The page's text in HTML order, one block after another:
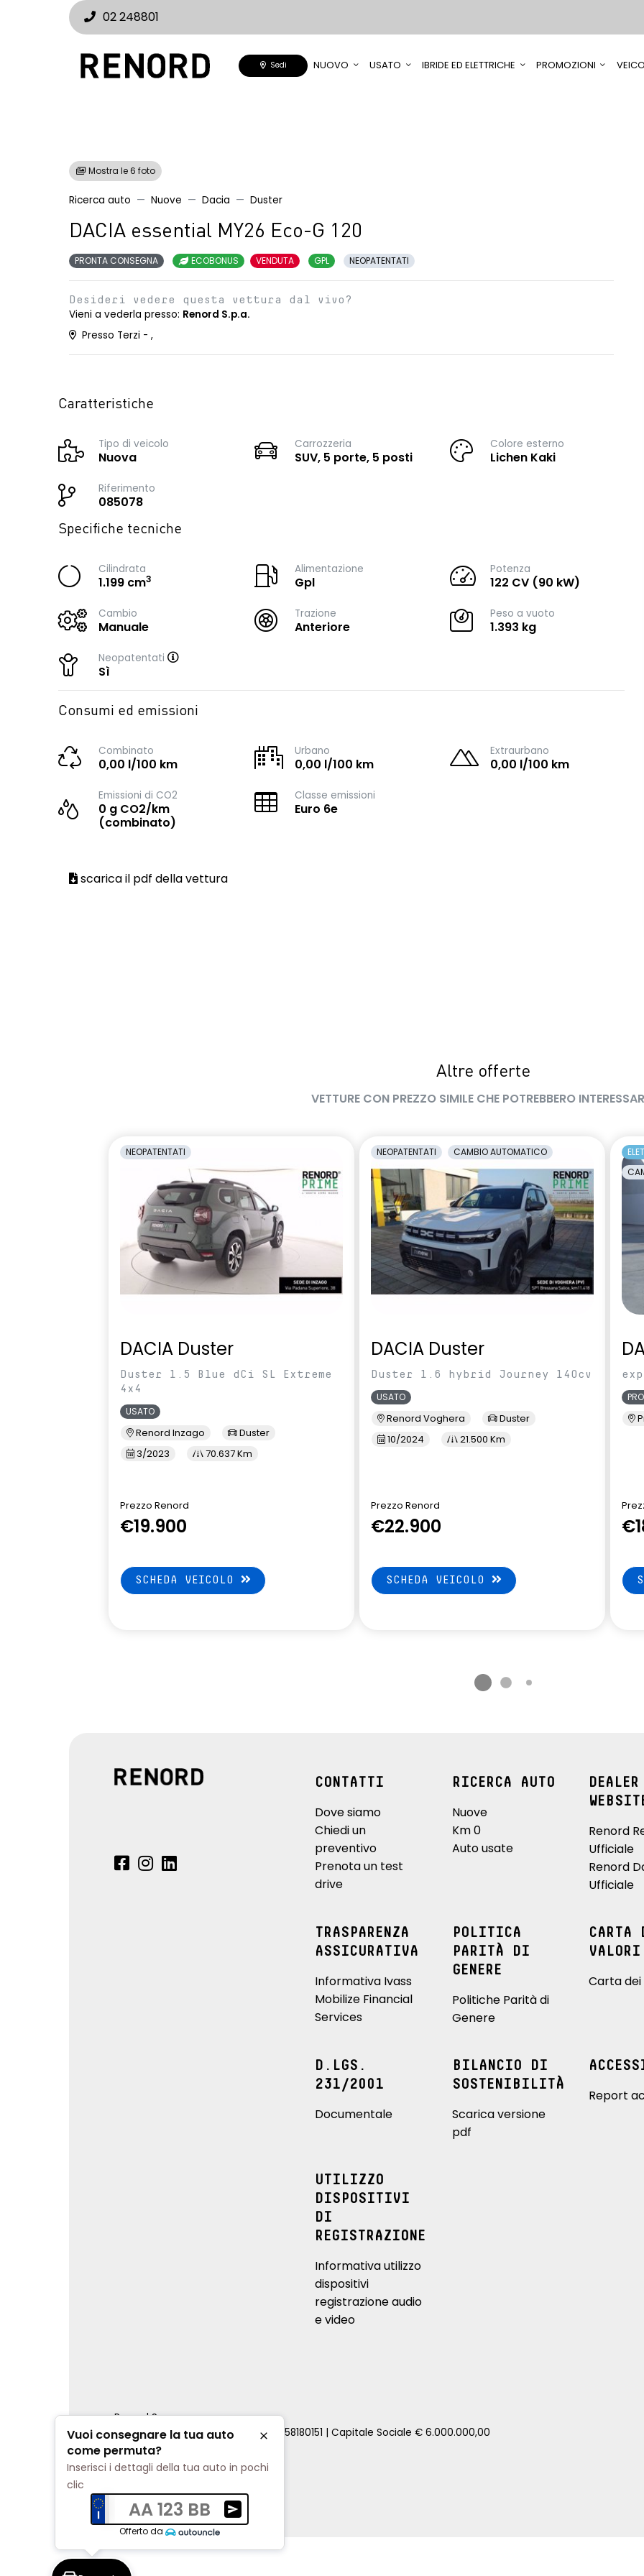
02 248801
Sedi NUOVO USATO IBRIDE ED ELETTRICHE PROMOZIONI
Mostra le 6 foto
Ricerca auto Nuove Dacia Duster
DACIA essential MY26 Eco-G 120
PRONTA CONSEGNA ECOBONUS VENDUTA GPL NEOPATENTATI
Desideri vedere questa vettura dal vivo?
Vieni a vederla presso: Renord S.p.a.
Presso Terzi - ,
Caratteristiche
Tipo di veicolo
Nuova
Carrozzeria
SUV, 5 porte, 5 posti
Colore esterno
Lichen Kaki
Riferimento
085078
Specifiche tecniche
Cilindrata
1.199 cm3
Alimentazione
Gpl
Potenza
122 CV (90 kW)
Cambio
Manuale
Trazione
Anteriore
Peso a vuoto
1.393 kg
Neopatentati
Sì
Consumi ed emissioni
Combinato
0,00 l/100 km
Urbano
0,00 l/100 km
Extraurbano
0,00 l/100 km
Emissioni di CO2
0 g CO2/km
(combinato)
Classe emissioni
Euro 6e
scarica il pdf della vettura
Altre offerte
VETTURE CON PREZZO SIMILE CHE POTREBBERO
NEOPATENTATI
DACIA Duster
Duster 1.5 Blue dCi SL Extreme
4x4
USATO
Renord Inzago
Duster
3/2023
70.637 Km
Prezzo Renord
€19.900
SCHEDA VEICOLO
NEOPATENTATI CAMBIO AUTOMATICO
DACIA Duster
Duster 1.6 hybrid Journey 140cv
USATO
Renord Voghera
Duster
10/2024
21.500 Km
Prezzo Renord
€22.900
SCHEDA VEICOLO
CONTATTI
Dove siamo
Chiedi un
preventivo
Prenota un test
drive
RICERCA AUTO
Nuove
Km 0
Auto usate
DEALER
Renord
Ufficiale
Renord
Ufficiale
TRASPARENZA
ASSICURATIVA
Informativa Ivass
Mobilize Financial
Services
POLITICA
PARITÀ DI
GENERE
Politiche Parità di
Genere
CARTA
VALORI
Carta dei
D.LGS.
231/2001
Documentale
BILANCIO DI
SOSTENIBILITÀ
Scarica versione
pdf
Report
UTILIZZO
DISPOSITIVI
DI
REGISTRAZIONE
Informativa utilizzo
dispositivi
registrazione audio
e video
Renord S.p.a.
REA Milano 810796 | P.IVA e C.F. 00858180151 | Capitale Sociale € 6.000.000,00
Cookie Policy
Privacy Policy
Impostazioni di tracciamento
Vuoi consegnare la tua auto
come permuta?
Chiudi
Inserisci i dettagli della tua auto in pochi
clic
AA 123 BB
Ricevi una valutazione della tua auto senza impegno
Offerto da